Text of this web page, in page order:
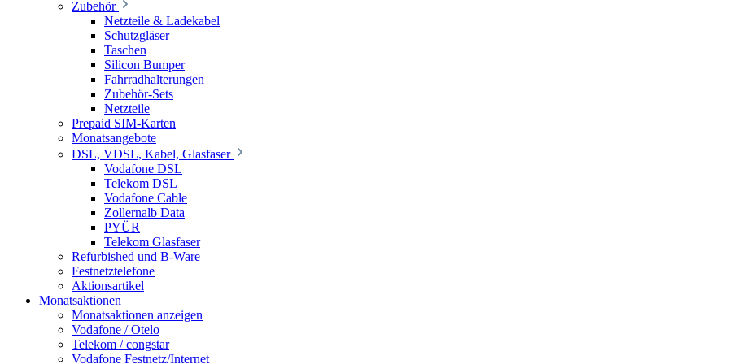
Zubehör
Netzteile & Ladekabel
Schutzgläser
Taschen
Silicon Bumper
Fahrradhalterungen
Zubehör-Sets
Netzteile
Prepaid SIM-Karten
Monatsangebote
DSL, VDSL, Kabel, Glasfaser
Vodafone DSL
Telekom DSL
Vodafone Cable
Zollernalb Data
PYÜR
Telekom Glasfaser
Refurbished und B-Ware
Festnetztelefone
Aktionsartikel
Monatsaktionen
Monatsaktionen anzeigen
Vodafone / Otelo
Telekom / congstar
Vodafone Festnetz/Internet